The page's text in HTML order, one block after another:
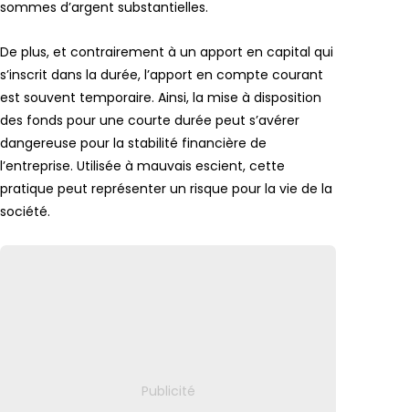
sommes d’argent substantielles.
De plus, et contrairement à un apport en capital qui
s’inscrit dans la durée, l’apport en compte courant
est souvent temporaire. Ainsi, la mise à disposition
des fonds pour une courte durée peut s’avérer
dangereuse pour la stabilité financière de
l’entreprise. Utilisée à mauvais escient, cette
pratique peut représenter un risque pour la vie de la
société.